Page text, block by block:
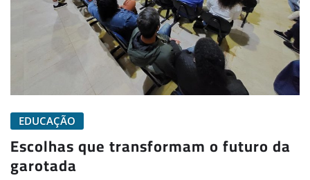
EDUCAÇÃO
Escolhas que transformam o futuro da
garotada